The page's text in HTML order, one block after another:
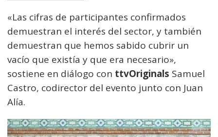
«Las cifras de participantes confirmados
demuestran el interés del sector, y también
demuestran que hemos sabido cubrir un
vacío que existía y que era necesario»,
sostiene en diálogo con ttvOriginals Samuel
Castro, codirector del evento junto con Juan
Alía.